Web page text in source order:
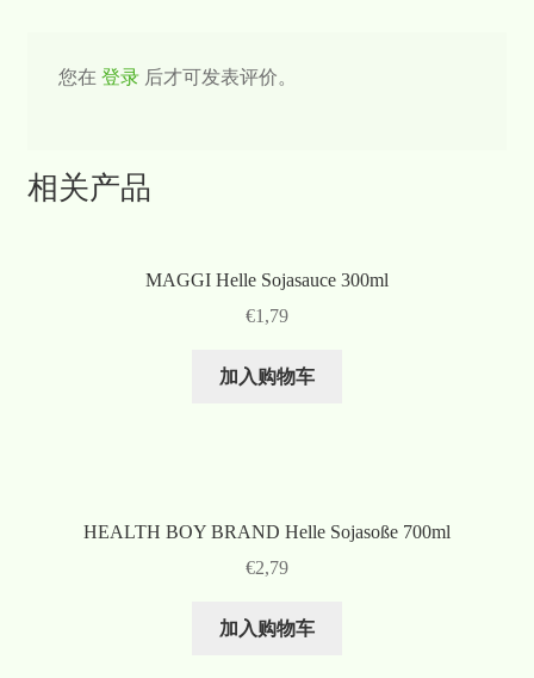
您在 登录后才可发表评价。
相关产品
MAGGI Helle Sojasauce 300ml
€1,79
加入购物车
HEALTH BOY BRAND Helle Sojasoße 700ml
€2,79
加入购物车